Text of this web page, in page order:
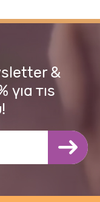
&
για τις